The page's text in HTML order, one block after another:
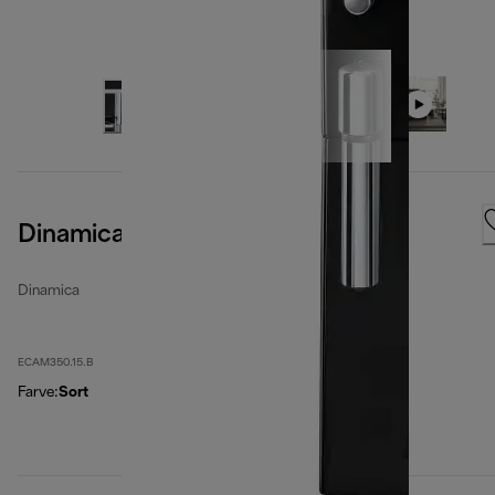
Dinamica, Black
Dinamica
ECAM350.15.B
Farve:Sort